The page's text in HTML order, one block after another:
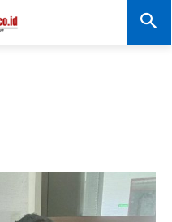
SEPUTAR JATIM
Portal Informasi Dan